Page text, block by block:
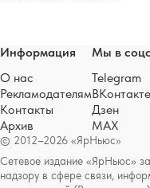
© 2012–2026 «ЯрНьюс»
Сетевое издание «ЯрНьюс»
надзору в сфере связи,
Информация
О нас
Рекламодателям
Контакты
Архив
Мы в
Telegram
ВКонтакте
Дзен
MAX